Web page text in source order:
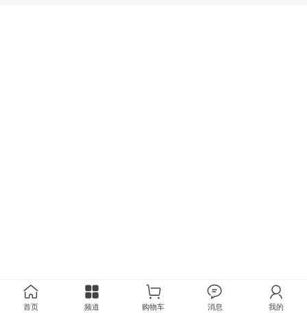
首页 频道 购物车 消息 我的